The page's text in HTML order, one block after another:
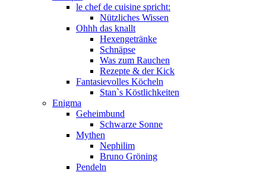
le chef de cuisine spricht:
Nützliches Wissen
Ohhh das knallt
Hexengetränke
Schnäpse
Was zum Rauchen
Rezepte & der Kick
Fantasievolles Köcheln
Stan`s Köstlichkeiten
Enigma
Geheimbund
Schwarze Sonne
Mythen
Nephilim
Bruno Gröning
Pendeln